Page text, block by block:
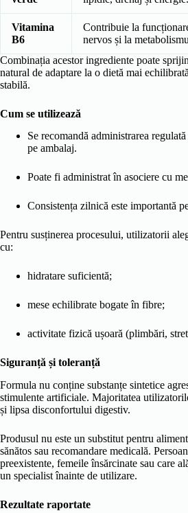
Vitamina
B6
Contribuie la
nervos și la
Combinația acestor ingrediente poate
natural de adaptare la o dietă mai
stabilă.
Cum se utilizează
Se recomandă administrarea
pe ambalaj.
Poate fi administrat în asociere cu
Consistența zilnică este importantă
Pentru susținerea procesului, utilizatorii
cu:
hidratare suficientă;
mese echilibrate bogate în fibre;
activitate fizică ușoară (plimbări,
Siguranță și toleranță
Formula nu conține substanțe sintetice
stimulente artificiale. Majoritatea
și lipsa disconfortului digestiv.
Produsul nu este un substitut pentru
sănătos sau recomandare medicală.
preexistente, femeile însărcinate sau care
un specialist înainte de utilizare.
Rezultate raportate